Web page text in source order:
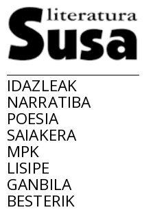
IDAZLEAK
NARRATIBA
POESIA
SAIAKERA
MPK
LISIPE
GANBILA
BESTERIK